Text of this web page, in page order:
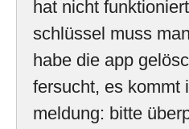
hat nicht
schlüssel muss
habe die app
fersucht, es kommt
meldung: bitte